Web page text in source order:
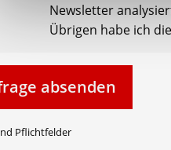
Newsletter
Übrigen habe ich die
absenden
Pflichtfelder